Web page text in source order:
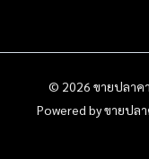
© 2026 ขายปลาค
Powered by ขายปล